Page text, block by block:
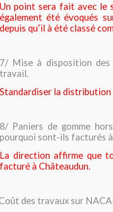
Un point sera fait avec le
également été évoqués
depuis qu’il à été classé
7/ Mise à disposition
travail.
Standardiser la distribution
8/ Paniers de gomme
pourquoi sont-ils facturés
La direction affirme que
facturé à Châteaudun.
des travaux sur